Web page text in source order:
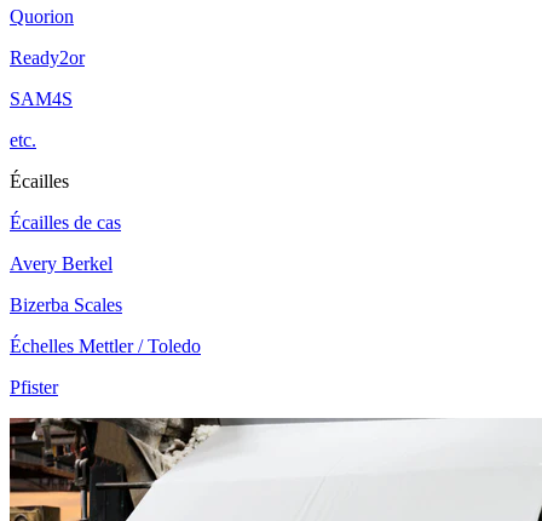
Quorion
Ready2or
SAM4S
etc.
Écailles
Écailles de cas
Avery Berkel
Bizerba Scales
Échelles Mettler / Toledo
Pfister